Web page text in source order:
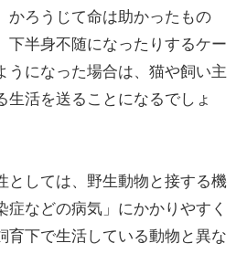
かろうじて命は助かったもの
下半身不随になったりするケー
うになった場合は、猫や飼い主
生活を送ることになるでしょ
としては、野生動物と接する機
症などの病気」にかかりやすく
育下で生活している動物と異な